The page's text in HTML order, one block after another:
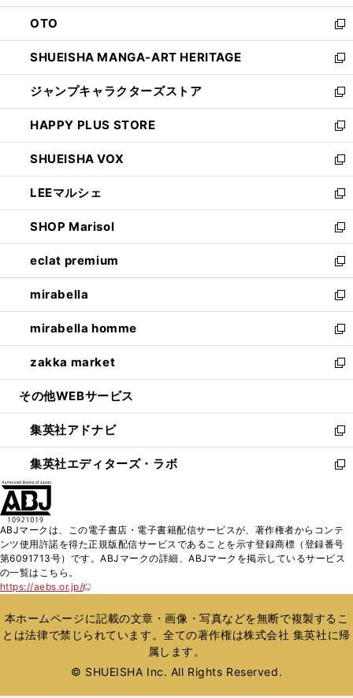
ウ
で
開
く
ン
ド
ウ
で
開
く
OTO
新
し
い
ウ
ィ
ン
ド
ウ
で
開
く
SHUEISHA MANGA-ART HERITAGE
新
し
い
ウ
ィ
ン
ド
ウ
で
開
く
ジャンプキャラクターズストア
新
し
い
ウ
ィ
ン
ド
ウ
で
開
く
HAPPY PLUS STORE
新
し
い
ウ
ィ
ン
ド
ウ
で
開
く
SHUEISHA VOX
新
し
い
ウ
ィ
ン
ド
ウ
で
開
く
LEEマルシェ
新
し
い
ウ
ィ
ン
ド
ウ
で
開
く
SHOP Marisol
新
し
い
ウ
ィ
ン
ド
ウ
で
開
eclat premium
新
し
い
ウ
ィ
ン
ド
ウ
開
く
mirabella
新
し
い
ウ
ィ
ン
ウ
で
開
く
mirabella homme
新
し
い
ウ
ン
ド
ウ
で
zakka market
新
し
ウ
ィ
ン
ド
く
その他WEBサービス
集英社アドナビ
新
し
い
ド
ウ
で
集英社エディターズ・ラボ
新
ィ
ン
ド
開
く
ABJマークは、この電子書店・電子書籍配信サービスが、著作権者からコンテ
ンツ使用許諾を得た正規版配信サービスであることを示す登録商標（登録番号
第6091713号）です。ABJマークの詳細、ABJマークを掲示しているサービス
の一覧はこちら。
https://aebs.or.jp/
新
い
ウ
ィ
ウ
本ホームページに記載の文章・画像・写真などを無断で複製するこ
とは法律で禁じられています。全ての著作権は株式会社 集英社に帰
属します。
© SHUEISHA Inc. All Rights Reserved.